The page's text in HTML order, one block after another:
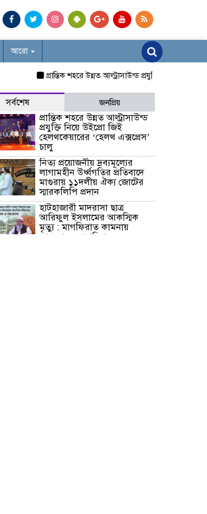
আরো
প্রান্তিক শহরে উন্নত আল্ট্রাসাউন্ড প্রযুক্তি নিয়ে উইপ্রো জিই
সর্বশেষ জনপ্রিয়
প্রান্তিক শহরে উন্নত আল্ট্রাসাউন্ড
প্রযুক্তি নিয়ে উইপ্রো জিই
হেলথকেয়ারের ‘হেলথ এক্সপ্রেস’
চালু
নিত্য প্রয়োজনীয় দ্রব্যমূল্যের
লাগামহীন উর্ধ্বগতির প্রতিবাদে
মাগুরায় ১১দলীয় ঐক্য জোটের
স্মারকলিপি প্রদান
হাটহাজারী মাদরাসা ছাত্র
আরিফুল ইসলামের আকস্মিক
মৃত্যু : মাগফিরাত কামনায়
জামেয়ার মহাপরিচালক